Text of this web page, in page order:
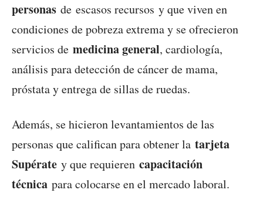
personas de escasos recursos y que viven en
condiciones de pobreza extrema y se ofrecieron
servicios de medicina general, cardiología,
análisis para detección de cáncer de mama,
próstata y entrega de sillas de ruedas.
Además, se hicieron levantamientos de las
personas que califican para obtener la tarjeta
Supérate y que requieren capacitación
técnica para colocarse en el mercado laboral.